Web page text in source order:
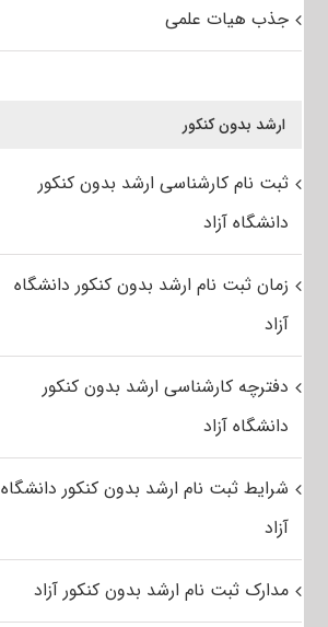
جذب هیات علمی
ارشد بدون کنکور
ثبت نام کارشناسی ارشد بدون کنکور
دانشگاه آزاد
زمان ثبت نام ارشد بدون کنکور دانشگاه
آزاد
دفترچه کارشناسی ارشد بدون کنکور
دانشگاه آزاد
شرایط ثبت نام ارشد بدون کنکور دانشگاه
آزاد
مدارک ثبت نام ارشد بدون کنکور آزاد